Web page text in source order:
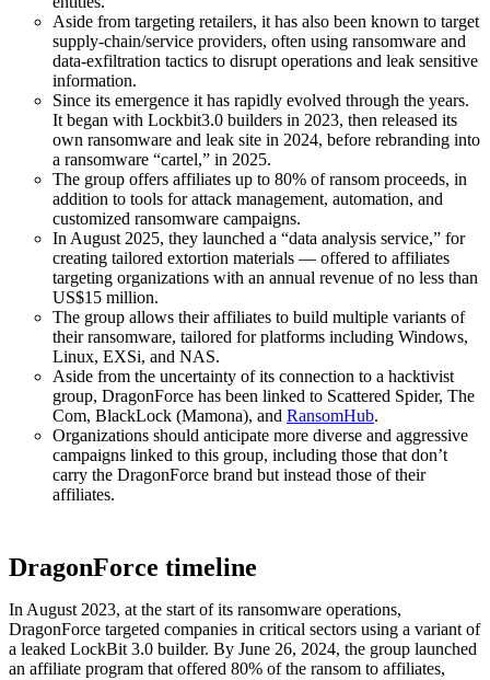
Aside from targeting retailers, it has also been known to target
supply-chain/service providers, often using ransomware and
data-exfiltration tactics to disrupt operations and leak sensitive
information.
Since its emergence it has rapidly evolved through the years.
It began with Lockbit3.0 builders in 2023, then released its
own ransomware and leak site in 2024, before rebranding into
a ransomware “cartel,” in 2025.
The group offers affiliates up to 80% of ransom proceeds, in
addition to tools for attack management, automation, and
customized ransomware campaigns.
In August 2025, they launched a “data analysis service,” for
creating tailored extortion materials — offered to affiliates
targeting organizations with an annual revenue of no less than
US$15 million.
The group allows their affiliates to build multiple variants of
their ransomware, tailored for platforms including Windows,
Linux, EXSi, and NAS.
Aside from the uncertainty of its connection to a hacktivist
group, DragonForce has been linked to Scattered Spider, The
Com, BlackLock (Mamona), and RansomHub.
Organizations should anticipate more diverse and aggressive
campaigns linked to this group, including those that don’t
carry the DragonForce brand but instead those of their
affiliates.
DragonForce timeline
In August 2023, at the start of its ransomware operations,
DragonForce targeted companies in critical sectors using a variant of
a leaked LockBit 3.0 builder. By June 26, 2024, the group launched
an affiliate program that offered 80% of the ransom to affiliates,